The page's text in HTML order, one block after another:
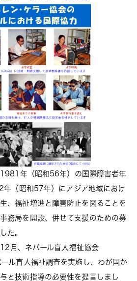
年（昭和56年）の国際障害者年
年（昭和57年）にアジア地域におけ
、福祉増進と障害防止を図ることを
務局を開設、併せて支援のための募
た。
月、ネパール盲人福祉協会
ル盲人福祉調査を実施し、わが国か
と技術指導の必要性を提言しまし